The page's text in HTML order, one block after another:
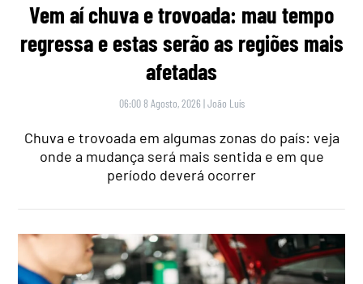
Vem aí chuva e trovoada: mau tempo
regressa e estas serão as regiões mais
afetadas
06:00 8 Agosto, 2026 |João Luís
Chuva e trovoada em algumas zonas do país: veja
onde a mudança será mais sentida e em que
período deverá ocorrer